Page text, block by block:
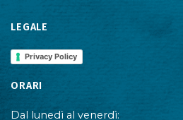
LEGALE
Privacy Policy
ORARI
Dal lunedì al venerdì: